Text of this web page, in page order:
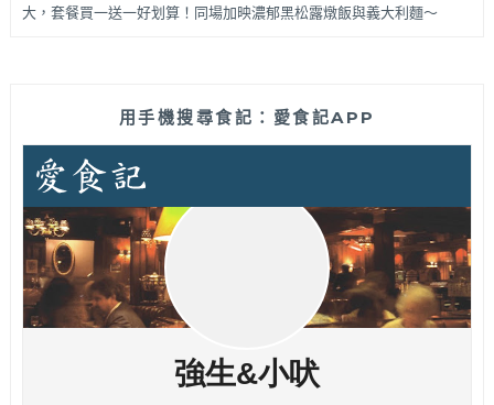
大，套餐買一送一好划算！同場加映濃郁黑松露燉飯與義大利麵～
用手機搜尋食記：愛食記APP